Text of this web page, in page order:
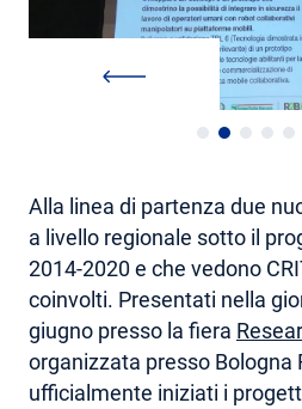
AREA RISERVATA
Alla linea di partenza due
a livello regionale sotto il
2014-2020 e che vedono
coinvolti. Presentati nella
giugno presso la fiera
organizzata presso Bologna
ufficialmente iniziati i